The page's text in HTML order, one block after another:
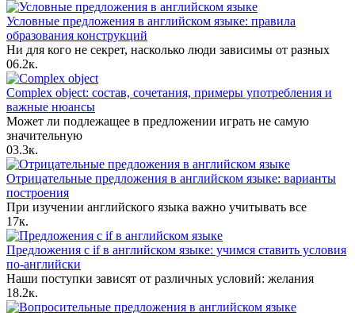
Условные предложения в английском языке: правила
образования конструкций
Ни для кого не секрет, насколько люди зависимы от разных
06.2к.
Complex object: состав, сочетания, примеры употребления и
важные нюансы
Может ли подлежащее в предложении играть не самую
значительную
03.3к.
Отрицательные предложения в английском языке: варианты
построения
При изучении английского языка важно учитывать все
1 7к.
Предложения с if в английском языке: учимся ставить условия
по-английски
Наши поступки зависят от различных условий: желания
18.2к.